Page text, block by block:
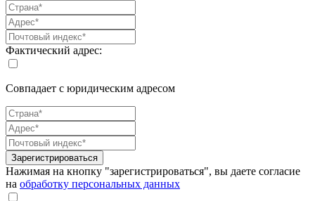
Фактический адрес:
Совпадает с юридическим адресом
Зарегистрироваться
Нажимая на кнопку "зарегистрироваться", вы даете согласие
на обработку персональных данных